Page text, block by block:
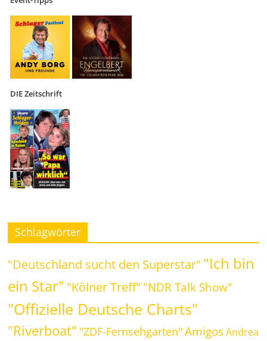
DIE Zeitschrift
Schlagwörter
"Deutschland sucht den Superstar" "Ich bin
ein Star" "Kölner Treff" "NDR Talk Show"
"Offizielle Deutsche Charts"
"Riverboat" "ZDF-Fernsehgarten" Amigos Andrea